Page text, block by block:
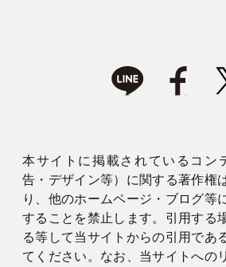
本サイトに掲載されているコン
告・デザイン等）に関する著作権
り、他のホームページ・ブログ等
することを禁止します。引用する
る等して当サイトからの引用であ
てください。なお、当サイトへの